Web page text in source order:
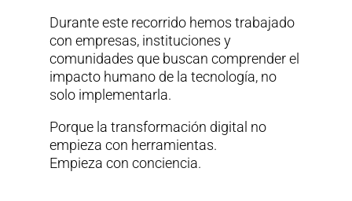
Durante este recorrido hemos trabajado
con empresas, instituciones y
comunidades que buscan comprender el
impacto humano de la tecnología, no
solo implementarla.
Porque la transformación digital no
empieza con herramientas.
Empieza con conciencia.